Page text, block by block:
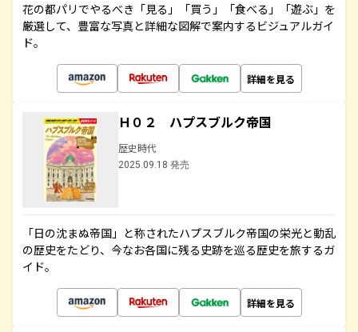
花の都パリでやるべき「見る」「買う」「食べる」「遊ぶ」を
厳選して、豊富な写真と詳細な図解で案内するビジュアルガイ
ド。
詳細を見る
Ｈ０２ ハプスブルク帝国
歴史時代
2025.09.18 発売
「日の沈まぬ帝国」と称されたハプスブルク帝国の栄光と動乱
の歴史をたどり、今なお各国に残る史跡を巡る歴史を旅するガ
イド。
詳細を見る